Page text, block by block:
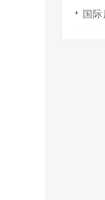
国